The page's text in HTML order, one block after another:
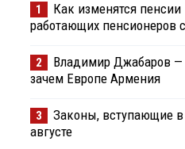
1
Как изменятся пенсии
работающих пенсионеров
2
Владимир Джабаров —
зачем Европе Армения
3
Законы, вступающие в
августе